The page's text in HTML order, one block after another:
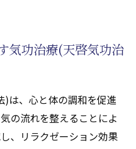
気功治療(天啓気功治
)は、心と体の調和を促進
の流れを整えることによ
、リラクゼーション効果